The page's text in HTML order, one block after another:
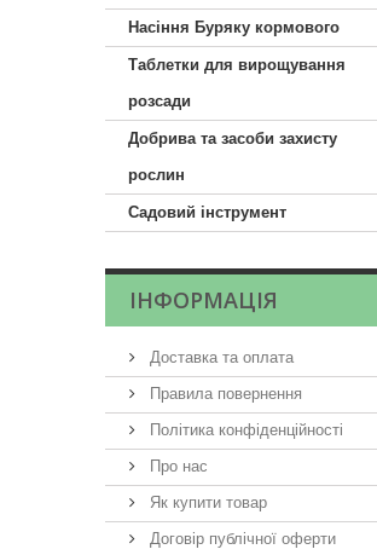
Насіння Буряку кормового
Таблетки для вирощування
розсади
Добрива та засоби захисту
рослин
Садовий інструмент
ІНФОРМАЦІЯ
Доставка та оплата
Правила повернення
Політика конфіденційності
Про нас
Як купити товар
Договір публічної оферти